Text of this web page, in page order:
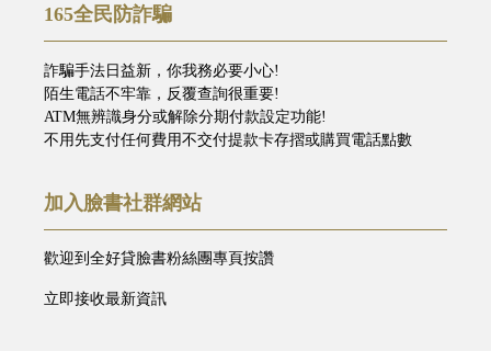
165全民防詐騙
詐騙手法日益新，你我務必要小心!
陌生電話不牢靠，反覆查詢很重要!
ATM無辨識身分或解除分期付款設定功能!
不用先支付任何費用不交付提款卡存摺或購買電話點數
加入臉書社群網站
歡迎到全好貸臉書粉絲團專頁按讚
立即接收最新資訊